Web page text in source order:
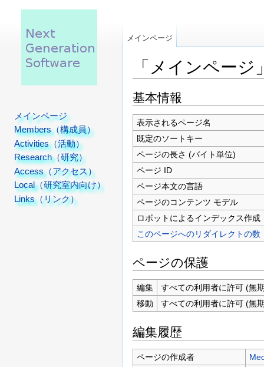
「メインページ
基本情報
表示されるページ名
既定のソートキー
ページの長さ (バイト単位)
ページ ID
ページ本文の言語
ページのコンテンツ モデル
ロボットによるインデックス作成
このページへのリダイレクトの数
ページの保護
編集
すべての利用者に許可 (無
移動
すべての利用者に許可 (無
編集履歴
ページの作成者
メインページ
メインページ
Members（構成員）
Activities（活動）
Research（研究）
Access（アクセス）
Local（研究室内向け）
Links（リンク）